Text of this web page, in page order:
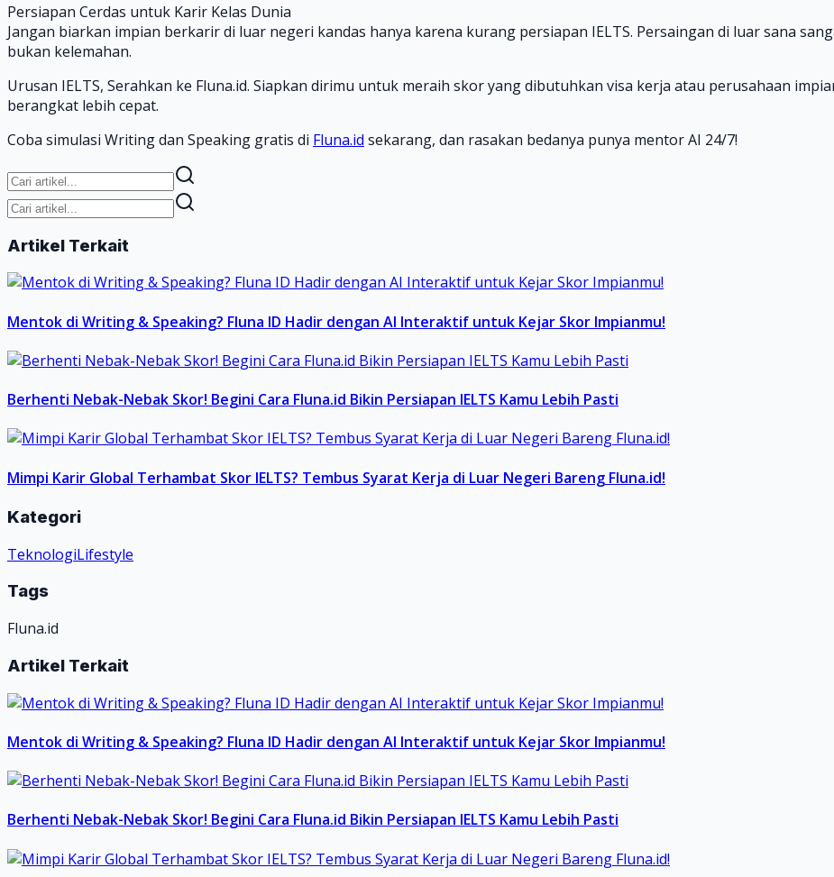
Persiapan Cerdas untuk Karir Kelas Dunia
Jangan biarkan impian berkarir di luar negeri kandas hanya karena kurang persiapan IELTS. Persaingan di luar sana
bukan kelemahan.
Urusan IELTS, Serahkan ke Fluna.id. Siapkan dirimu untuk meraih skor yang dibutuhkan visa kerja atau perusahaan
berangkat lebih cepat.
Coba simulasi Writing dan Speaking gratis di Fluna.id sekarang, dan rasakan bedanya punya mentor AI 24/7!
Artikel Terkait
Mentok di Writing & Speaking? Fluna ID Hadir dengan AI Interaktif untuk Kejar Skor Impianmu!
Berhenti Nebak-Nebak Skor! Begini Cara Fluna.id Bikin Persiapan IELTS Kamu Lebih Pasti
Mimpi Karir Global Terhambat Skor IELTS? Tembus Syarat Kerja di Luar Negeri Bareng Fluna.id!
Kategori
TeknologiLifestyle
Tags
Fluna.id
Artikel Terkait
Mentok di Writing & Speaking? Fluna ID Hadir dengan AI Interaktif untuk Kejar Skor Impianmu!
Berhenti Nebak-Nebak Skor! Begini Cara Fluna.id Bikin Persiapan IELTS Kamu Lebih Pasti